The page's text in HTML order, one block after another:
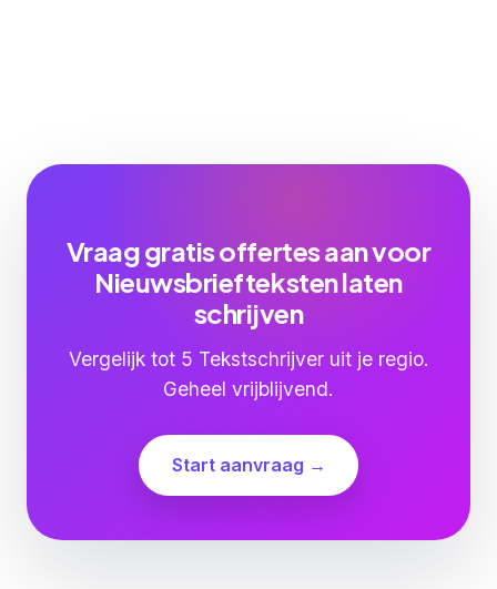
Vraag gratis offertes aan voor
Nieuwsbriefteksten laten
schrijven
Vergelijk tot 5 Tekstschrijver uit je regio.
Geheel vrijblijvend.
Start aanvraag →